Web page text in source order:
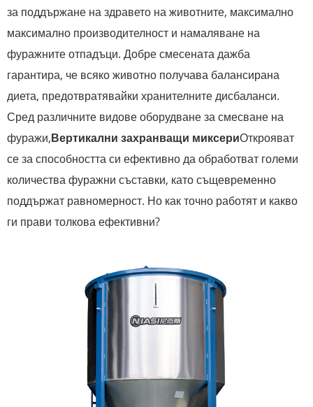
за поддържане на здравето на животните, максимално
максимално производителност и намаляване на
фуражните отпадъци. Добре смесената дажба
гарантира, че всяко животно получава балансирана
диета, предотвратявайки хранителните дисбаланси.
Сред различните видове оборудване за смесване на
фуражи,Вертикални захранващи миксериОткрояват
се за способността си ефективно да обработват големи
количества фуражни съставки, като същевременно
поддържат равномерност. Но как точно работят и какво
ги прави толкова ефективни?